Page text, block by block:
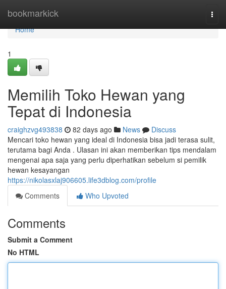
bookmarkick
Home
Home
1
Memilih Toko Hewan yang
Tepat di Indonesia
craighzvg493838 82 days ago News
Discuss
Mencari toko hewan yang ideal di Indonesia bisa jadi terasa sulit,
terutama bagi Anda . Ulasan ini akan memberikan tips mendalam
mengenai apa saja yang perlu diperhatikan sebelum si pemilik
hewan kesayangan
https://nikolasxlaj906605.life3dblog.com/profile
Comments
Who Upvoted
Comments
Submit a Comment
No HTML